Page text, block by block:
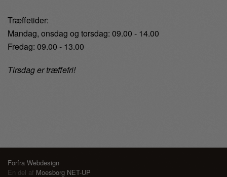
Træffetider:
Mandag, onsdag og torsdag: 09.00 - 14.00
Fredag: 09.00 - 13.00
Tirsdag er træffefri!
Forfra Webdesign
En del af Moesborg NET-UP